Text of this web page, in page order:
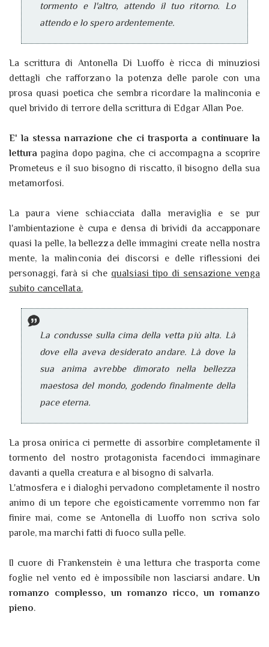
tormento e l'altro, attendo il tuo ritorno. Lo
attendo e lo spero ardentemente.
La scrittura di Antonella Di Luoffo è ricca di minuziosi
dettagli che rafforzano la potenza delle parole con una
prosa quasi poetica che sembra ricordare la malinconia e
quel brivido di terrore della scrittura di Edgar Allan Poe.
E' la stessa narrazione che ci trasporta a continuare la
lettura pagina dopo pagina, che ci accompagna a scoprire
Prometeus e il suo bisogno di riscatto, il bisogno della sua
metamorfosi.
La paura viene schiacciata dalla meraviglia e se pur
l'ambientazione è cupa e densa di brividi da accapponare
quasi la pelle, la bellezza delle immagini create nella nostra
mente, la malinconia dei discorsi e delle riflessioni dei
personaggi, farà si che qualsiasi tipo di sensazione venga
subito cancellata.
La condusse sulla cima della vetta più alta. Là
dove ella aveva desiderato andare. Là dove la
sua anima avrebbe dimorato nella bellezza
maestosa del mondo, godendo finalmente della
pace eterna.
La prosa onirica ci permette di assorbire completamente il
tormento del nostro protagonista facendoci immaginare
davanti a quella creatura e al bisogno di salvarla.
L'atmosfera e i dialoghi pervadono completamente il nostro
animo di un tepore che egoisticamente vorremmo non far
finire mai, come se Antonella di Luoffo non scriva solo
parole, ma marchi fatti di fuoco sulla pelle.
Il cuore di Frankenstein è una lettura che trasporta come
foglie nel vento ed è impossibile non lasciarsi andare. Un
romanzo complesso, un romanzo ricco, un romanzo
pieno.